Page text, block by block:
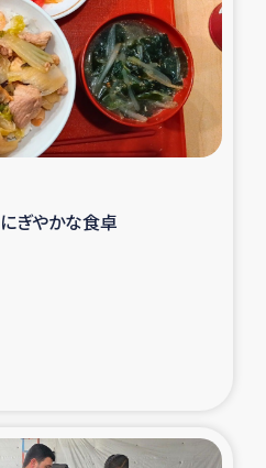
産者支援事業
・帰還民の生活再建支援
シリア難民支援事業
ェシの地震・津波被災者支援
ブ県帰還民の生活再建支援
部洪水被災者支援
ぎやかな食卓